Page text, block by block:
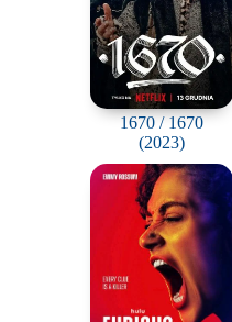
1670 / 1670
(2023)